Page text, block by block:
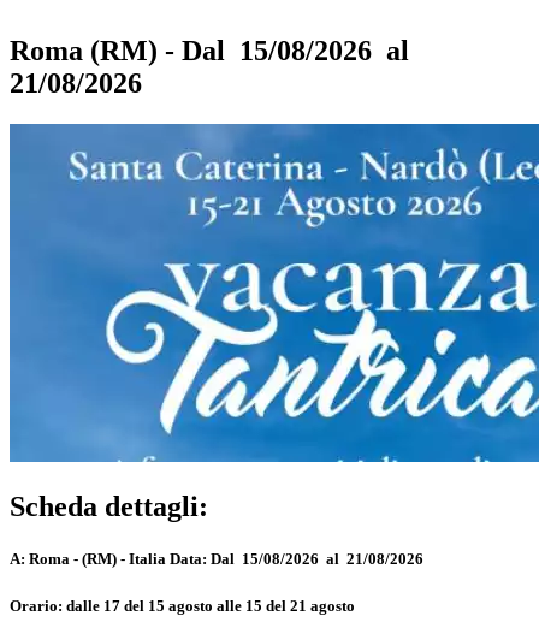
Roma (RM) - Dal 15/08/2026 al
21/08/2026
Scheda dettagli:
A: Roma - (RM) - Italia Data: Dal 15/08/2026 al 21/08/2026
Orario: dalle 17 del 15 agosto alle 15 del 21 agosto